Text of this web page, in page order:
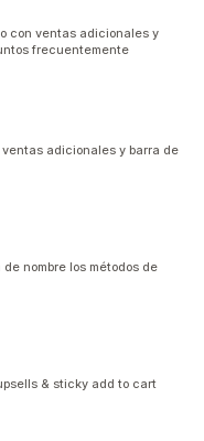
con ventas adicionales y
frecuentemente
adicionales y barra de
nombre los métodos de
& sticky add to cart